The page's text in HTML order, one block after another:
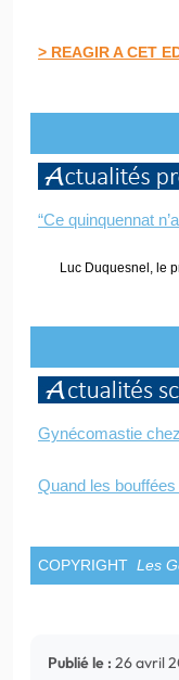
> REAGIR A CET
“Ce quinquennat
Luc Duquesnel, le
Gynécomastie
Quand les
COPYRIGHT Les
Publié le : 26 avril